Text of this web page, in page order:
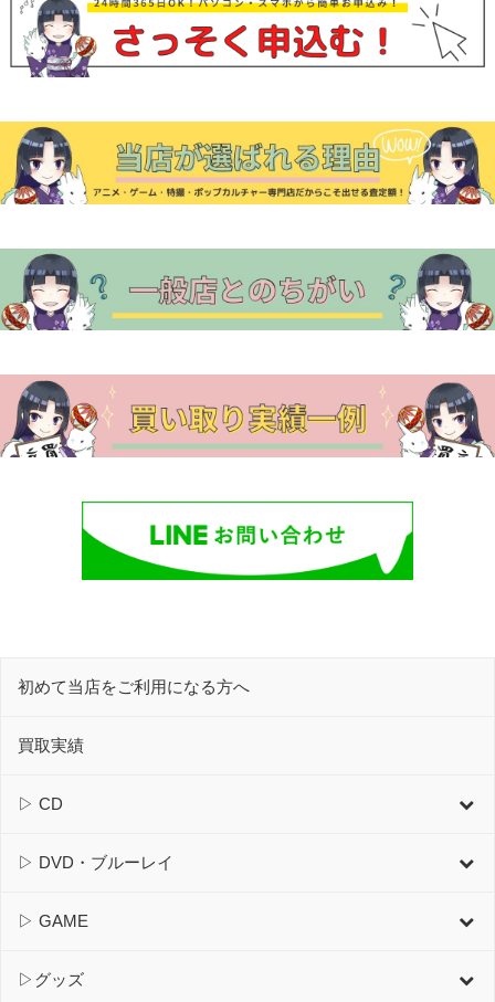
ビ
ゲ
シ
ョ
ン
初めて当店をご利用になる方へ
買取実績
▷ CD
▷ DVD・ブルーレイ
▷ GAME
▷グッズ